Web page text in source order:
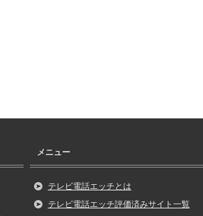
メニュー
テレビ電話エッチとは
テレビ電話エッチ評価済みサイト一覧